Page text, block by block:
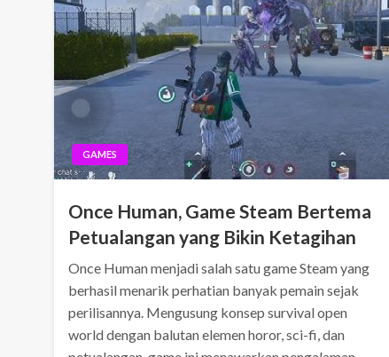
GAMES
Once Human, Game Steam Bertema
Petualangan yang Bikin Ketagihan
Once Human menjadi salah satu game Steam yang
berhasil menarik perhatian banyak pemain sejak
perilisannya. Mengusung konsep survival open
world dengan balutan elemen horor, sci-fi, dan